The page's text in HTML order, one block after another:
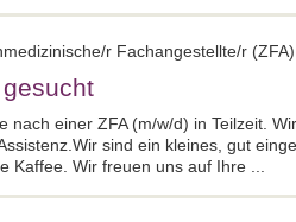
r Fachangestellte/r
nach einer ZFA (m/w/d) in Teilzeit.
sind ein kleines, gut
Kaffee. Wir freuen uns auf Ihre ...